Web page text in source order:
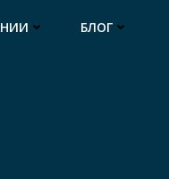
БЛОГ